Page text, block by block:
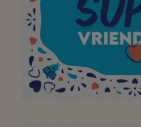
producten
heerlijke
bereiden